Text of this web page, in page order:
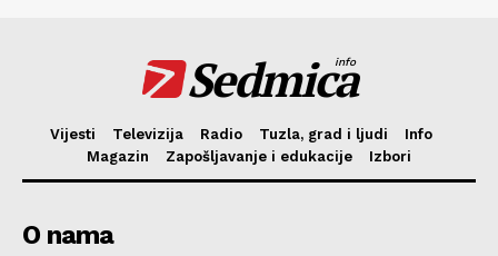
Sedmica
info
Vijesti Televizija Radio Tuzla, grad i ljudi
Info
Magazin
Zapošljavanje i edukacije Izbori
O nama